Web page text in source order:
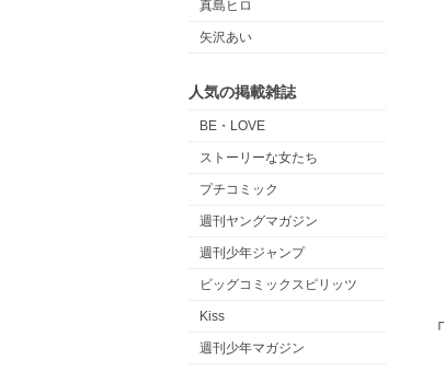
真島ヒロ
矢沢あい
人気の掲載雑誌
BE・LOVE
ストーリーな女たち
プチコミック
週刊ヤングマガジン
週刊少年ジャンプ
ビッグコミックスピリッツ
Kiss
週刊少年マガジン
「